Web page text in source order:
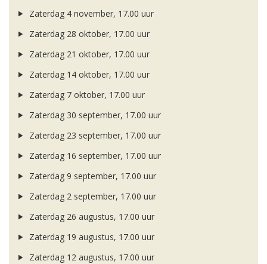
Zaterdag 4 november, 17.00 uur
Zaterdag 28 oktober, 17.00 uur
Zaterdag 21 oktober, 17.00 uur
Zaterdag 14 oktober, 17.00 uur
Zaterdag 7 oktober, 17.00 uur
Zaterdag 30 september, 17.00 uur
Zaterdag 23 september, 17.00 uur
Zaterdag 16 september, 17.00 uur
Zaterdag 9 september, 17.00 uur
Zaterdag 2 september, 17.00 uur
Zaterdag 26 augustus, 17.00 uur
Zaterdag 19 augustus, 17.00 uur
Zaterdag 12 augustus, 17.00 uur